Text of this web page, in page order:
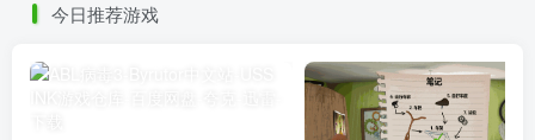
今日推荐游戏